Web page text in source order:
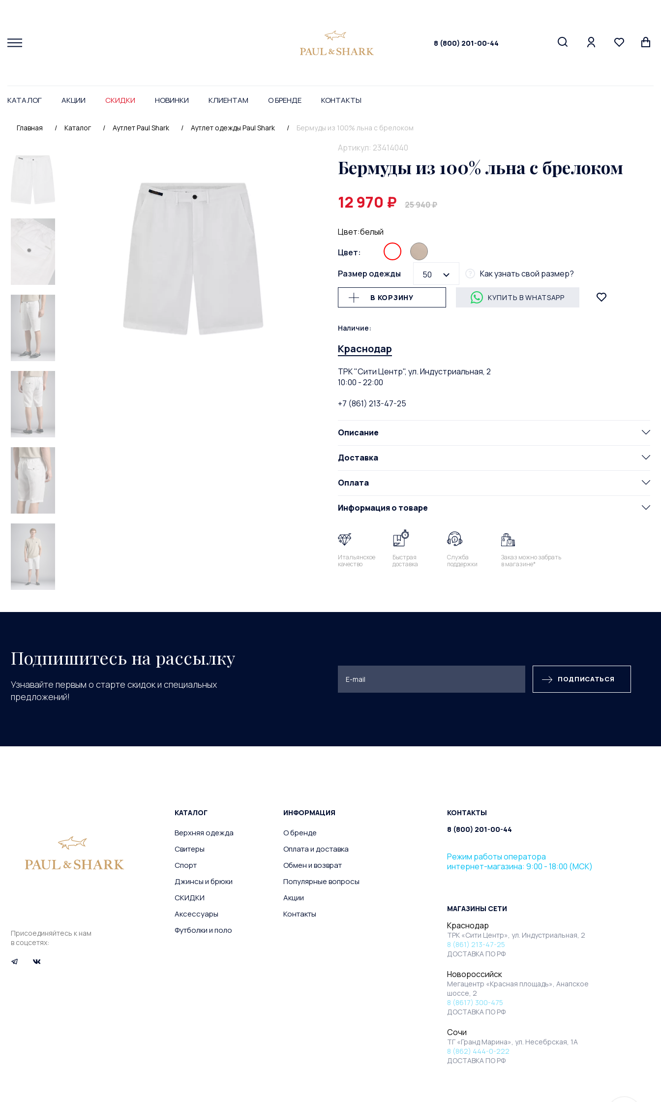
8 (800) 201-00-44
КАТАЛОГ АКЦИИ СКИДКИ НОВИНКИ КЛИЕНТАМ О БРЕНДЕ КОНТАКТЫ
Главная / Каталог / Аутлет Paul Shark / Аутлет одежды Paul Shark / Бермуды из 100% льна с брелоком
Артикул: 23414040
Бермуды из 100% льна с брелоком
12 970 ₽ 25 940 ₽
Цвет:белый
Цвет:
Размер одежды
50 Как узнать свой размер?
В КОРЗИНУ КУПИТЬ В WHATSAPP
Наличие:
Краснодар
ТРК "Сити Центр", ул. Индустриальная, 2
10:00 - 22:00
+7 (861) 213-47-25
Описание
Доставка
Оплата
Информация о товаре
Итальянское
качество
Быстрая
доставка
Служба
поддержки
Заказ можно забрать
в магазине*
Подпишитесь на рассылку
Узнавайте первым о старте скидок и специальных
предложений!
ПОДПИСАТЬСЯ
Присоединяйтесь к нам
в соцсетях:
КАТАЛОГ
Верхняя одежда
Свитеры
Спорт
Джинсы и брюки
СКИДКИ
Аксессуары
Футболки и поло
ИНФОРМАЦИЯ
О бренде
Оплата и доставка
Обмен и возврат
Популярные вопросы
Акции
Контакты
КОНТАКТЫ
8 (800) 201-00-44
Режим работы оператора
интернет-магазина: 9:00 - 18:00 (МСК)
МАГАЗИНЫ СЕТИ
Краснодар
ТРК «Сити Центр», ул. Индустриальная, 2
8 (861) 213-47-25
ДОСТАВКА ПО РФ
Новороссийск
Мегацентр «Красная площадь», Анапское
шоссе, 2
8 (8617) 300-475
ДОСТАВКА ПО РФ
Сочи
ТГ «Гранд Марина», ул. Несебрская, 1А
8 (862) 444-0-222
ДОСТАВКА ПО РФ